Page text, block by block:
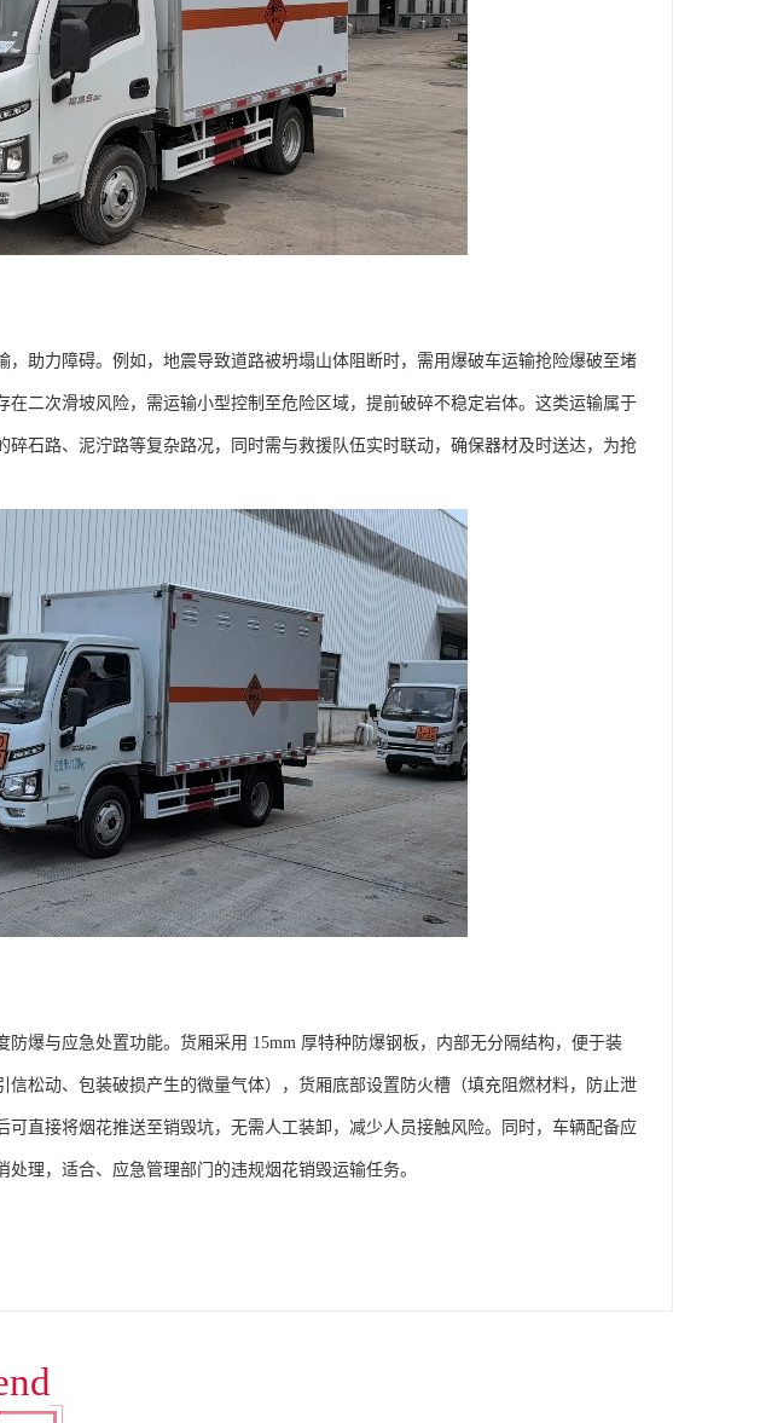
助力障碍。例如，地震导致道路被坍塌山体阻断时，需用爆破车运输抢险爆破至堵
二次滑坡风险，需运输小型控制至危险区域，提前破碎不稳定岩体。这类运输属于
石路、泥泞路等复杂路况，同时需与救援队伍实时联动，确保器材及时送达，为抢
爆与应急处置功能。货厢采用 15mm 厚特种防爆钢板，内部无分隔结构，便于装
松动、包装破损产生的微量气体），货厢底部设置防火槽（填充阻燃材料，防止泄
直接将烟花推送至销毁坑，无需人工装卸，减少人员接触风险。同时，车辆配备应
理，适合、应急管理部门的违规烟花销毁运输任务。​